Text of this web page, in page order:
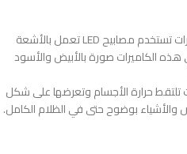
: هذه الكاميرات تستخدم مصابيح LED تعمل بالأشعة
الكاميرات صورة بالأبيض والأسود
تلتقط حرارة الأجسام وتعرضها على شكل
والأشياء بوضوح حتى في الظلام الكامل.